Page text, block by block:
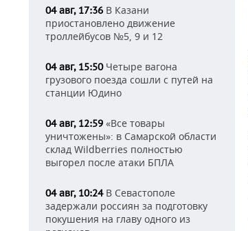
04 авг, 17:36 В Казани
приостановлено движение
троллейбусов №5, 9 и 12
04 авг, 15:50Четыре вагона
грузового поезда сошли с путей на
станции Юдино
04 авг, 12:59 «Все товары
уничтожены»: в Самарской области
склад Wildberries полностью
выгорел после атаки БПЛА
04 авг, 10:24В Севастополе
задержали россиян за подготовку
покушения на главу одного из